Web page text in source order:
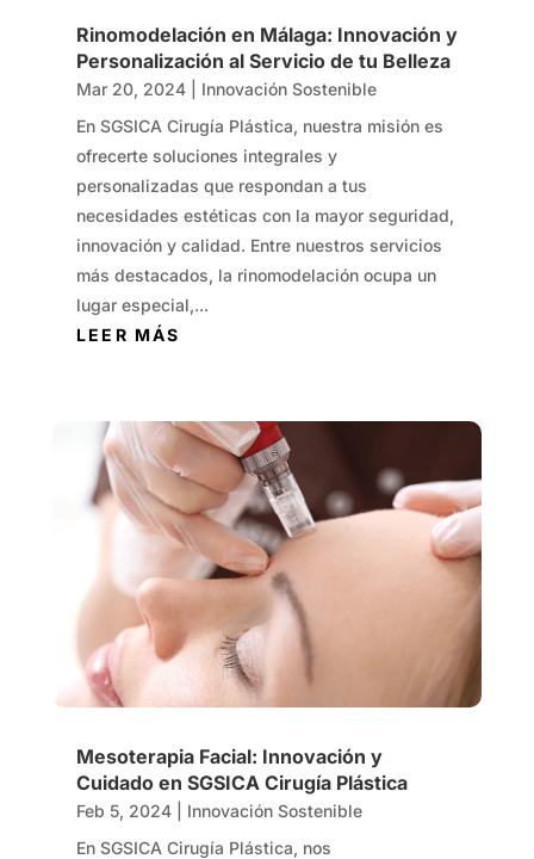
Rinomodelación en Málaga: Innovación y
Personalización al Servicio de tu Belleza
Mar 20, 2024| Innovación Sostenible
En SGSICA Cirugía Plástica, nuestra misión es
ofrecerte soluciones integrales y
personalizadas que respondan a tus
necesidades estéticas con la mayor seguridad,
innovación y calidad. Entre nuestros servicios
más destacados, la rinomodelación ocupa un
lugar especial,...
LEER MÁS
Mesoterapia Facial: Innovación y
Cuidado en SGSICA Cirugía Plástica
Feb 5, 2024| Innovación Sostenible
En SGSICA Cirugía Plástica, nos